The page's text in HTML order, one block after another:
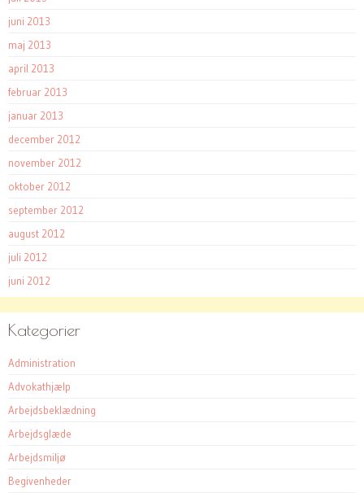
juni 2013
maj 2013
april 2013
februar 2013
januar 2013
december 2012
november 2012
oktober 2012
september 2012
august 2012
juli 2012
juni 2012
Kategorier
Administration
Advokathjælp
Arbejdsbeklædning
Arbejdsglæde
Arbejdsmiljø
Begivenheder